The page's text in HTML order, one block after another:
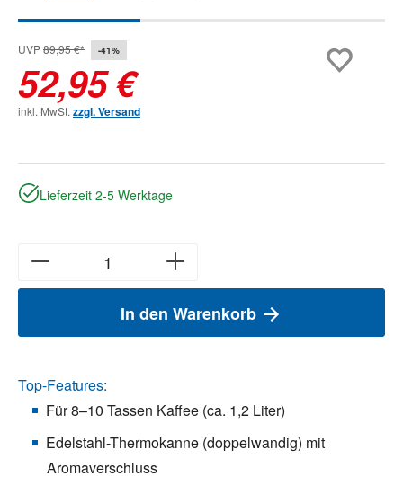
UVP89,95 €* -41%
52,95 €
inkl. MwSt. zzgl. Versand
Lieferzeit 2-5 Werktage
In den Warenkorb
Top-Features:
Für 8–10 Tassen Kaffee (ca. 1,2 Liter)
Edelstahl-Thermokanne (doppelwandig) mit
Aromaverschluss